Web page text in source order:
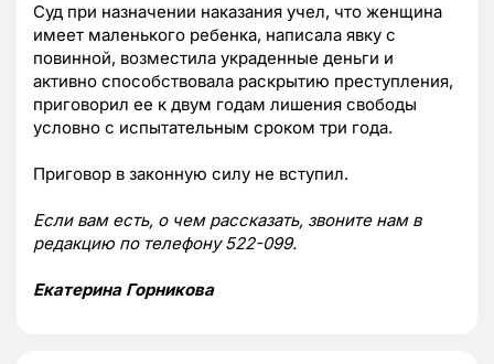
Суд при назначении наказания учел, что женщина
имеет маленького ребенка, написала явку с
повинной, возместила украденные деньги и
активно способствовала раскрытию преступления,
приговорил ее к двум годам лишения свободы
условно с испытательным сроком три года.
Приговор в законную силу не вступил.
Если вам есть, о чем рассказать, звоните нам в
редакцию по телефону 522-099.
Екатерина Горникова